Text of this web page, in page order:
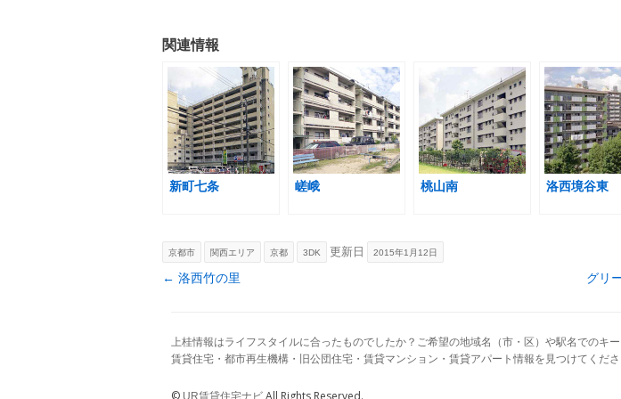
関連情報
新町七条 嵯峨 桃山南 洛西境谷東
京都市 関西エリア 京都 3DK 更新日 2015年1月12日
Post navigation
← 洛西竹の里 グリ
上桂情報はライフスタイルに合ったものでしたか？ご希望の地域名（市・区）や駅名での
賃貸住宅・都市再生機構・旧公団住宅・賃貸マンション・賃貸アパート情報を見つけてくださ